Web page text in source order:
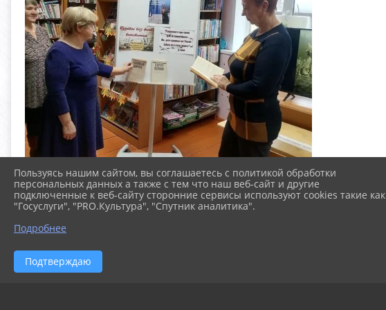
Пользуясь нашим сайтом, вы соглашаетесь с политикой обработки
персональных данных а также с тем что наш веб-сайт и другие
подключенные к веб-сайту сторонние сервисы используют cookies такие как
"Госуслуги", "PRO.Культура", "Спутник аналитика".
Подробнее
Подтверждаю